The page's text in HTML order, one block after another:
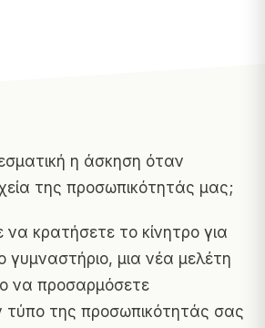
η άσκηση όταν
της προσωπικότητάς μας;
κρατήσετε το κίνητρο για
γυμναστήριο, μια νέα μελέτη
να προσαρμόσετε
τύπο της προσωπικότητάς σας